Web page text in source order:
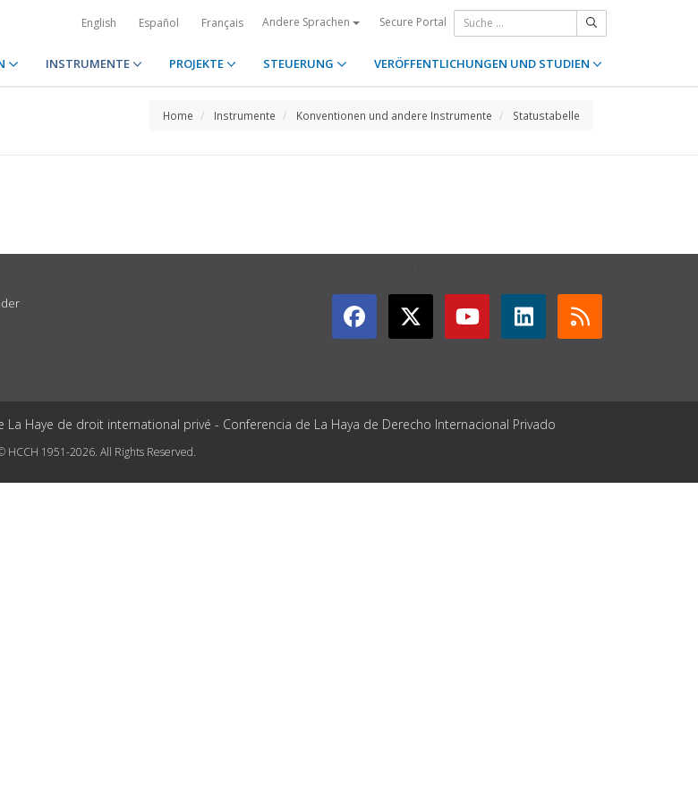
English Español Français Andere Sprachen Secure Portal
INSTRUMENTE PROJEKTE STEUERUNG VERÖFFENTLICHUNGEN UND STUDIEN
Home Instrumente Konventionen und andere Instrumente Statustabelle
Haye de droit international privé - Conferencia de La Haya de Derecho Internacional Privado
HCCH 1951-2026. All Rights Reserved.